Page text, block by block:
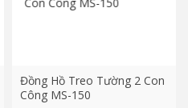
Đồng Hồ Treo Tường 2 Con
Công MS-150